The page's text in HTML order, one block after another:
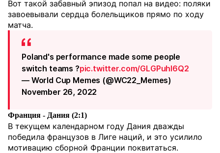
Вот такой забавный эпизод попал на видео: поляки
завоевывали сердца болельщиков прямо по ходу
матча.
Poland's performance made some people
switch teams ?pic.twitter.com/GLGPuhI6Q2
— World Cup Memes (@WC22_Memes)
November 26, 2022
Франция - Дания (2:1)
В текущем календарном году Дания дважды
победила французов в Лиге наций, и это усилило
мотивацию сборной Франции поквитаться.